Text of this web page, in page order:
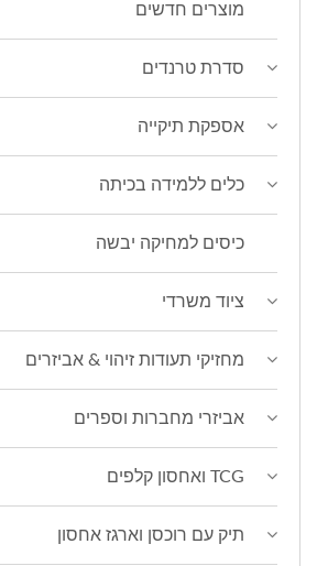
מוצרים חדשים
סדרת טרנדים
אספקת תיקייה
כלים ללמידה בכיתה
כיסים למחיקה יבשה
ציוד משרדי
מחזיקי תעודות זיהוי & אביזרים
אביזרי מחברות וספרים
TCG ואחסון קלפים
תיק עם רוכסן וארגז אחסון